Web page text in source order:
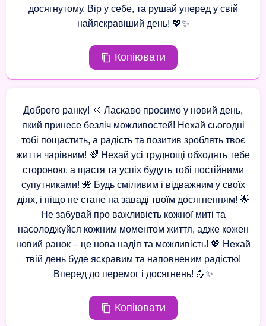
досягнутому. Вір у себе, та рушай уперед у свій
найяскравіший день! 💖✨
Копіювати
Доброго ранку! 🌞 Ласкаво просимо у новий день,
який принесе безліч можливостей! Нехай сьогодні
тобі пощастить, а радість та позитив зроблять твоє
життя чарівним! 🌈 Нехай усі труднощі обходять тебе
стороною, а щастя та успіх будуть тобі постійними
супутниками! 🌺 Будь сміливим і відважним у своїх
діях, і ніщо не стане на заваді твоїм досягненням! 🌟
Не забувай про важливість кожної миті та
насолоджуйся кожним моментом життя, адже кожен
новий ранок – це нова надія та можливість! 💖 Нехай
твій день буде яскравим та наповненим радістю!
Вперед до перемог і досягнень! 💪✨
Копіювати